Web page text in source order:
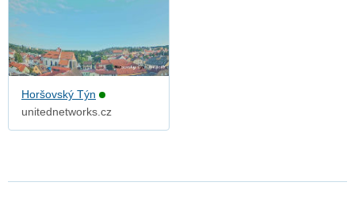
Horšovský Týn
unitednetworks.cz